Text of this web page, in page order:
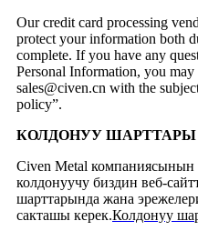
Our credit card processing
protect your information both
complete. If you have any
Personal Information, you
sales@civen.cn with the
policy”.
КОЛДОНУУ
Civen Metal
колдонуучу биздин веб-
шарттарында жана
сакташы керек.Колдонуу